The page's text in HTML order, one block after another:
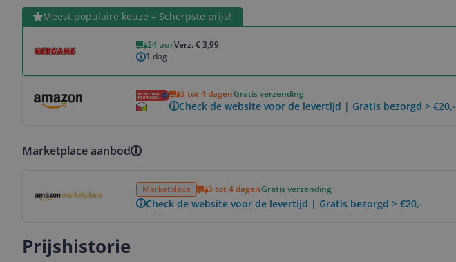
Meest populaire keuze – Scherpste prijs!
24 uurVerz. € 3,99
1 dag
Bekijk product
3 tot 4 dagenGratis verzending
Check de website voor de levertijd | Gratis bezorgd > €20,-
Marketplace aanbod
Marketplace 3 tot 4 dagenGratis verzending
Check de website voor de levertijd | Gratis bezorgd > €20,-
Prijshistorie